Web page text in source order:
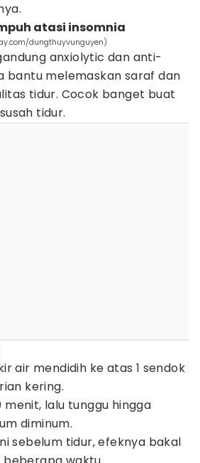
atasi insomnia
dungthuyvunguyen)
anxiolytic dan anti-
bantu melemaskan saraf dan
tidur. Cocok banget buat
tidur.
air mendidih ke atas 1 sendok
kering.
menit, lalu tunggu hingga
diminum.
sebelum tidur, efeknya bakal